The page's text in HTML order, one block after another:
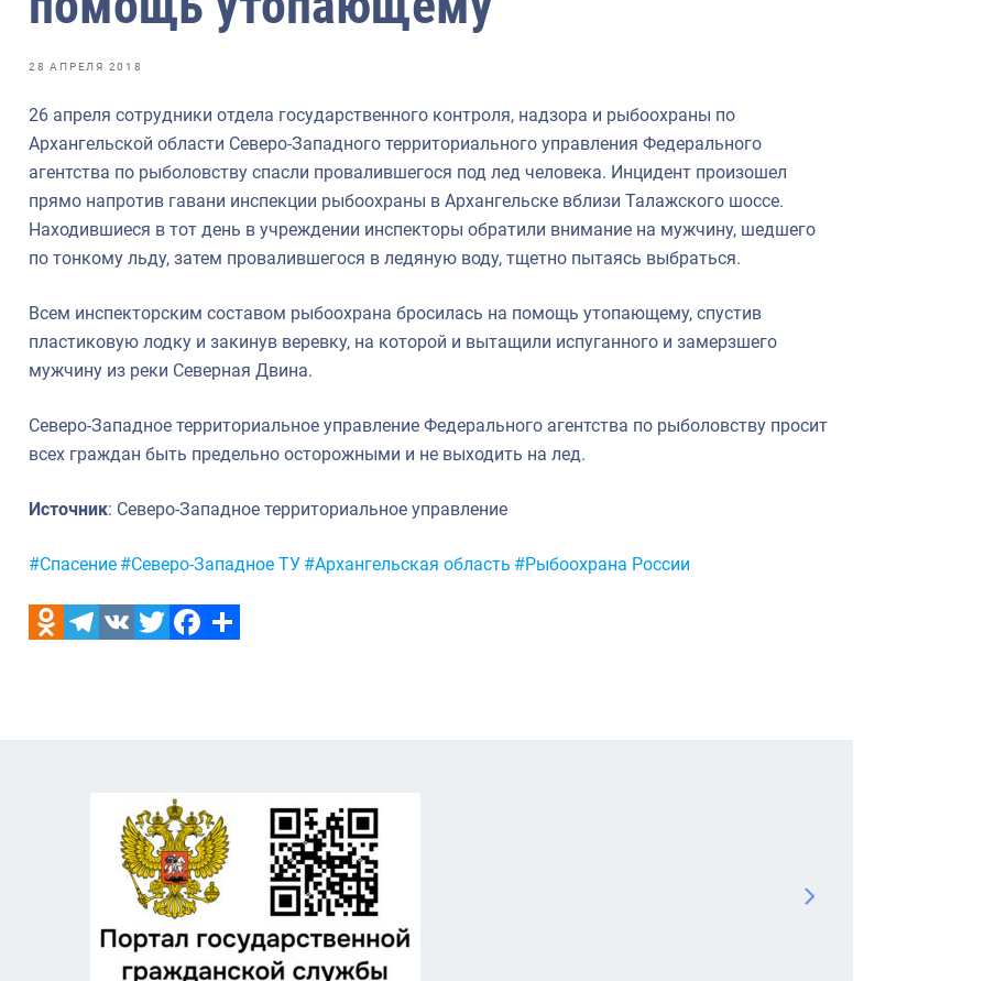
экспедиция
28 АПРЕЛЯ 2018
26 апреля сотрудники отдела государственного контроля, надзора и рыбоохраны по
Архангельской области Северо-Западного территориального управления Федерального
агентства по рыболовству спасли провалившегося под лед человека. Инцидент произошел
прямо напротив гавани инспекции рыбоохраны в Архангельске вблизи Талажского шоссе.
Находившиеся в тот день в учреждении инспекторы обратили внимание на мужчину, шедшего
по тонкому льду, затем провалившегося в ледяную воду, тщетно пытаясь выбраться.
Всем инспекторским составом рыбоохрана бросилась на помощь утопающему, спустив
пластиковую лодку и закинув веревку, на которой и вытащили испуганного и замерзшего
мужчину из реки Северная Двина.
Северо-Западное территориальное управление Федерального агентства по рыболовству просит
всех граждан быть предельно осторожными и не выходить на лед.
Источник: Северо-Западное территориальное управление
Метки:
#Спасение #Северо-Западное ТУ #Архангельская область #Рыбоохрана России